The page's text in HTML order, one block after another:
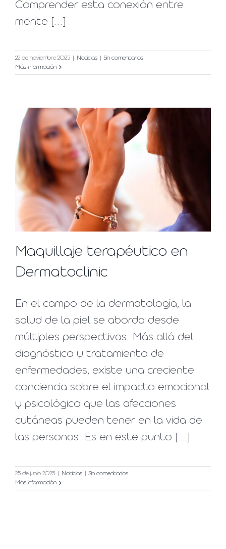
Comprender esta conexión entre
mente [...]
22 de noviembre 2025 Noticias
Sin comentarios
Más información
Maquillaje terapéutico en
Dermatoclinic
En el campo de la dermatología, la
salud de la piel se aborda desde
múltiples perspectivas. Más allá del
diagnóstico y tratamiento de
enfermedades, existe una creciente
conciencia sobre el impacto emocional
y psicológico que las afecciones
cutáneas pueden tener en la vida de
las personas. Es en este punto [...]
25 de junio 2025 Noticias
Sin comentarios
Más información